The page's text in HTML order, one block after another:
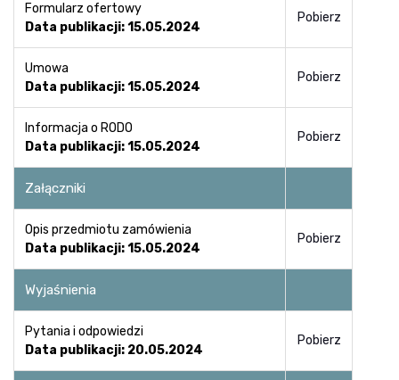
Formularz ofertowy
Data publikacji: 15.05.2024
Pobierz
Umowa
Data publikacji: 15.05.2024
Pobierz
Informacja o RODO
Data publikacji: 15.05.2024
Pobierz
Załączniki
Opis przedmiotu zamówienia
Data publikacji: 15.05.2024
Pobierz
Wyjaśnienia
Pytania i odpowiedzi
Data publikacji: 20.05.2024
Pobierz